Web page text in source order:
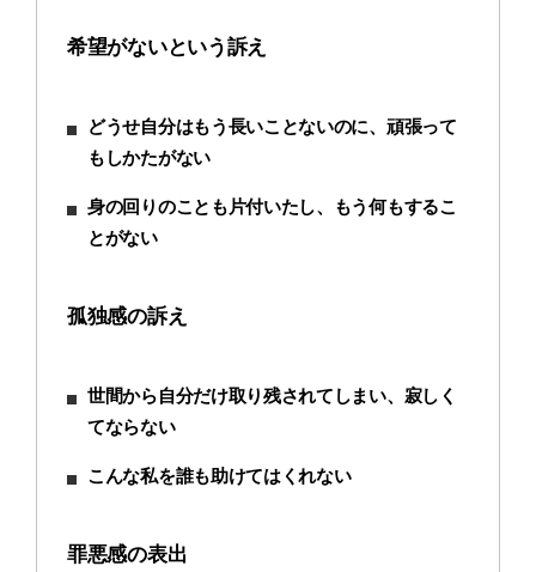
希望がないという訴え
どうせ自分はもう長いことないのに、頑張って
もしかたがない
身の回りのことも片付いたし、もう何もするこ
とがない
孤独感の訴え
世間から自分だけ取り残されてしまい、寂しく
てならない
こんな私を誰も助けてはくれない
罪悪感の表出